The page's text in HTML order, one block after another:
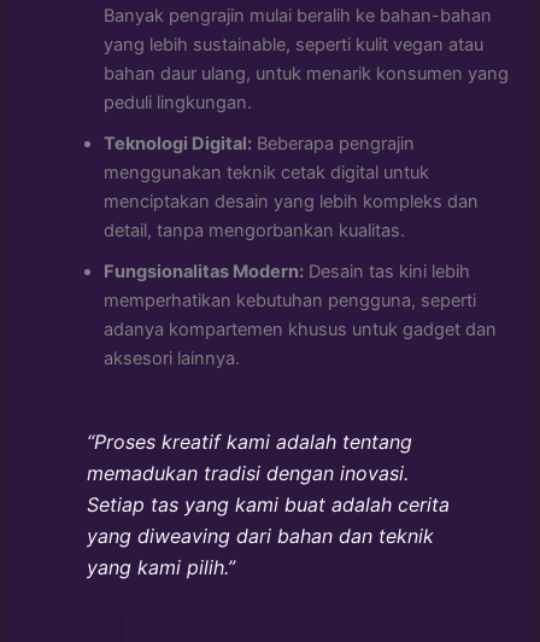
Banyak pengrajin mulai beralih ke bahan-bahan
yang lebih sustainable, seperti kulit vegan atau
bahan daur ulang, untuk menarik konsumen yang
peduli lingkungan.
Teknologi Digital: Beberapa pengrajin
menggunakan teknik cetak digital untuk
menciptakan desain yang lebih kompleks dan
detail, tanpa mengorbankan kualitas.
Fungsionalitas Modern: Desain tas kini lebih
memperhatikan kebutuhan pengguna, seperti
adanya kompartemen khusus untuk gadget dan
aksesori lainnya.
“Proses kreatif kami adalah tentang
memadukan tradisi dengan inovasi.
Setiap tas yang kami buat adalah cerita
yang diweaving dari bahan dan teknik
yang kami pilih.”